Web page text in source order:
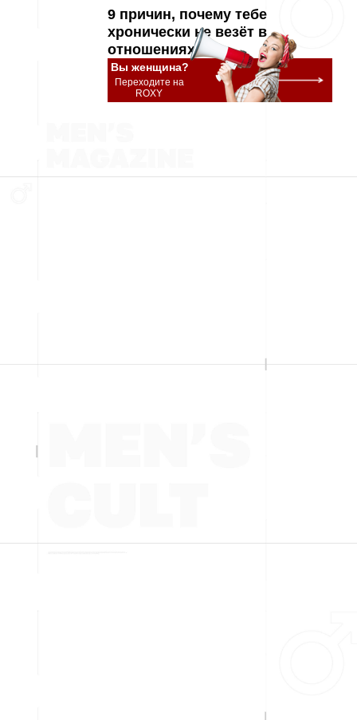
9 причин, почему тебе
хронически не везёт в
отношениях
Вы женщина?
Переходите на
ROXY